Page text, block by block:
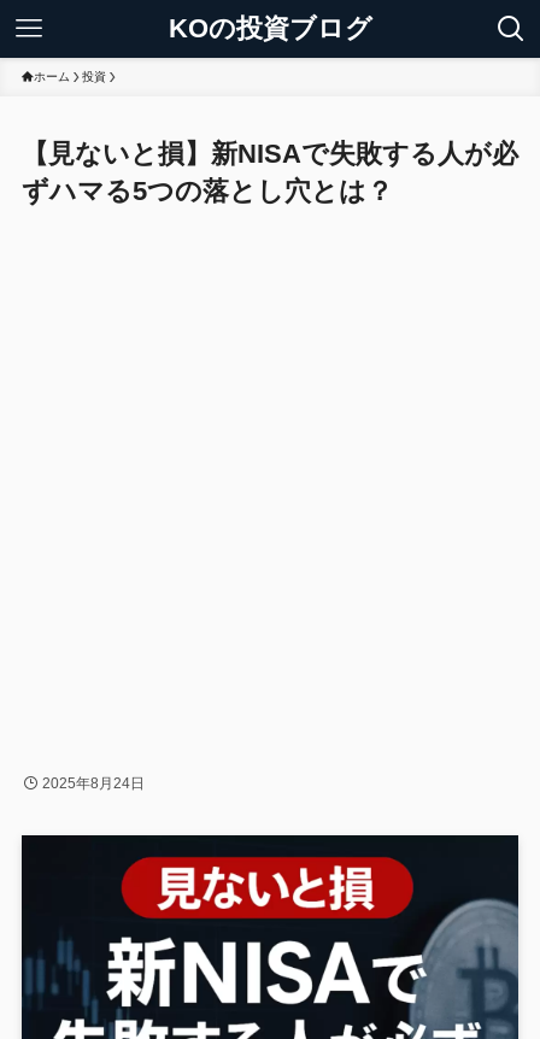
KOの投資ブログ
ホーム 投資
【見ないと損】新NISAで失敗する人が必
ずハマる5つの落とし穴とは？
2025年8月24日